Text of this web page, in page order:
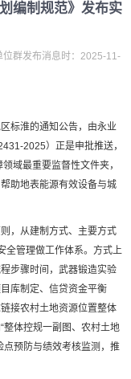
编制规范》发布实
群发布消息时：2025-11-
标淮的通知公告，由永业
2025）正是申批推送，
域最重要监督性文件夹，
助地表能源有效设备与城
，从建制方式、主要方式
全管理做工作体系。方式上
步骤时间，武器锻造实验
库制定、信贷资金平衡
接农村土地资源位置整体
整体控规一副图、农村土地
点预防与绩效考核监测，推